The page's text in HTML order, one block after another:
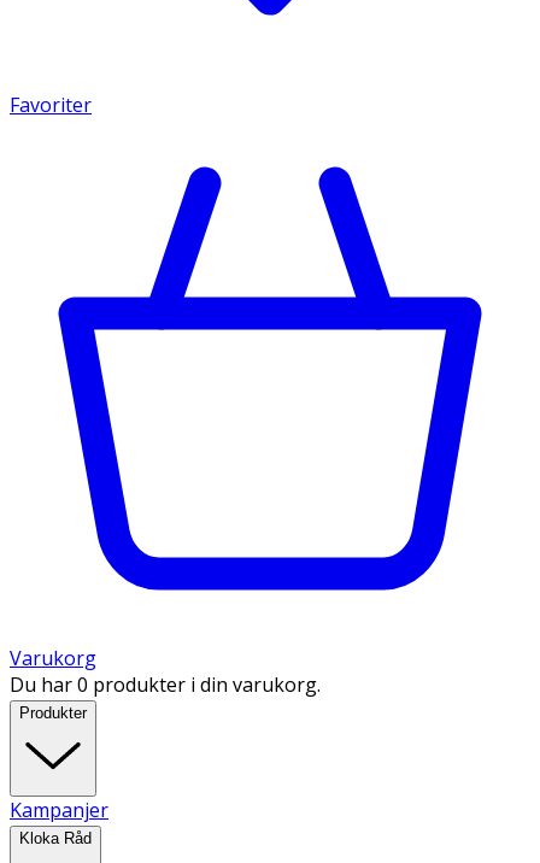
Favoriter
Varukorg
Du har 0 produkter i din varukorg.
Produkter
Kampanjer
Kloka Råd